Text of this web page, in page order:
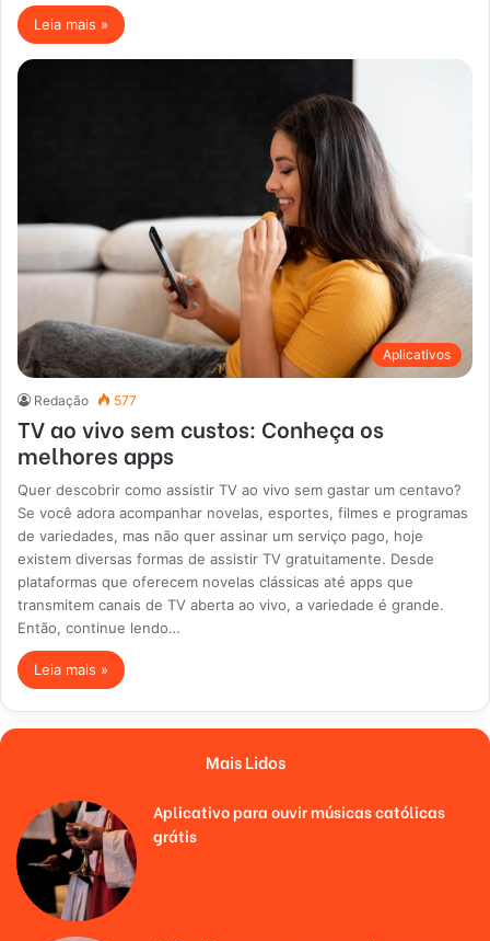
Leia mais »
Aplicativos
Redação 577
TV ao vivo sem custos: Conheça os
melhores apps
Quer descobrir como assistir TV ao vivo sem gastar um centavo?
Se você adora acompanhar novelas, esportes, filmes e programas
de variedades, mas não quer assinar um serviço pago, hoje
existem diversas formas de assistir TV gratuitamente. Desde
plataformas que oferecem novelas clássicas até apps que
transmitem canais de TV aberta ao vivo, a variedade é grande.
Então, continue lendo…
Leia mais »
Mais Lidos
Aplicativo para ouvir músicas católicas
grátis